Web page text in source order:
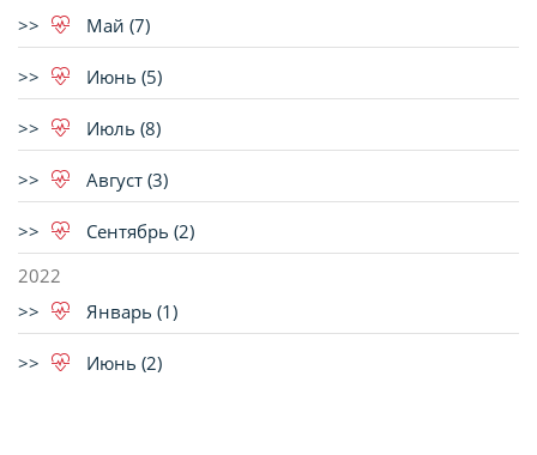
Май (7)
Июнь (5)
Июль (8)
Август (3)
Сентябрь (2)
2022
Январь (1)
Июнь (2)